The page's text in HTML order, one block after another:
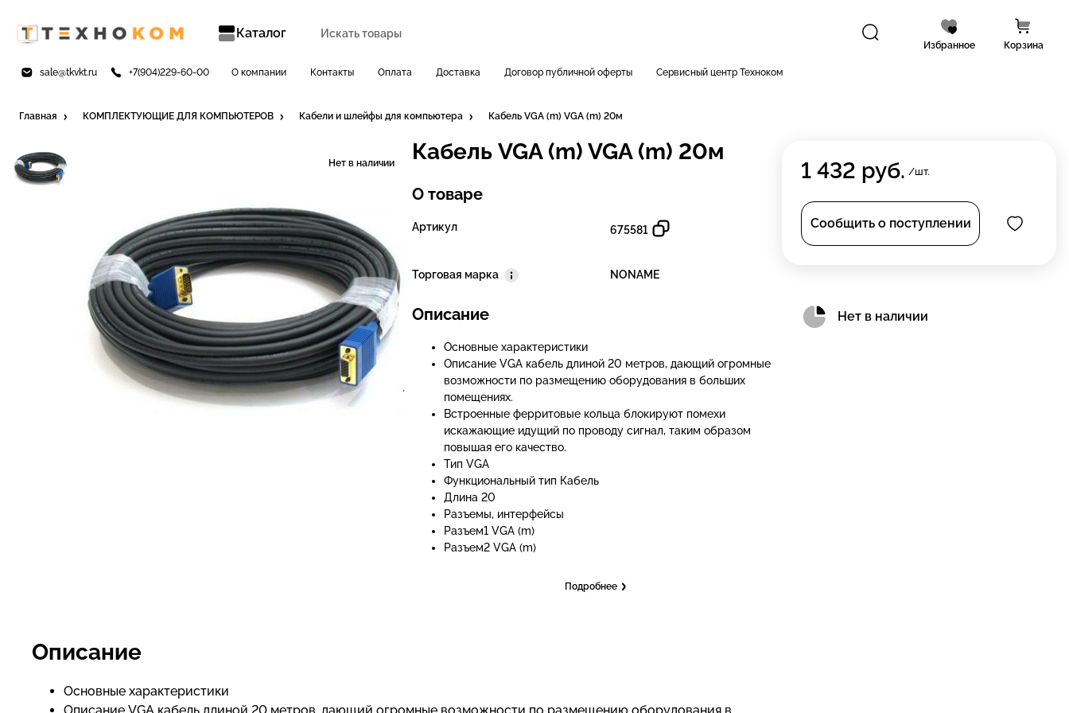
Каталог
Избранное Корзина
sale@tkvkt.ru +7(904)229-60-00 О компании Контакты Оплата Доставка Договор публичной оферты Сервисный центр Техноком
Главная КОМПЛЕКТУЮЩИЕ ДЛЯ КОМПЬЮТЕРОВ Кабели и шлейфы для компьютера Кабель VGA (m) VGA (m) 20м
Нет в наличии Кабель VGA (m) VGA (m) 20м
О товаре
Артикул 675581
Торговая марка NONAME
Описание
Основные характеристики
Описание VGA кабель длиной 20 метров, дающий огромные
возможности по размещению оборудования в больших
помещениях.
Встроенные ферритовые кольца блокируют помехи
искажающие идущий по проводу сигнал, таким образом
повышая его качество.
Тип VGA
Функциональный тип Кабель
Длина 20
Разъемы, интерфейсы
Разъем1 VGA (m)
Разъем2 VGA (m)
Подробнее
Описание
Основные характеристики
1 432 руб. /шт.
Сообщить о поступлении
Нет в наличии